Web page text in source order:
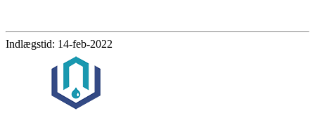
Indlægstid: 14-feb-2022